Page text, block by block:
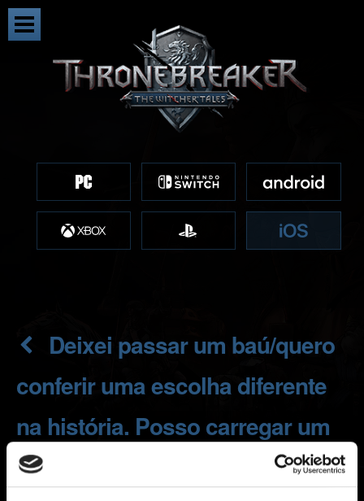
Deixei passar um baú/quero
conferir uma escolha diferente
na história. Posso carregar um
jogo salvo anterior?